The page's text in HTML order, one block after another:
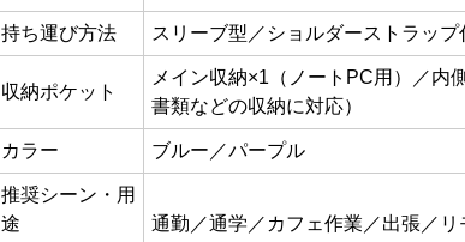
持ち運び方法 スリーブ型／ショルダーストラップ
収納ポケット
メイン収納×1（ノートPC用）／内
書類などの収納に対応）
カラー ブルー／パープル
推奨シーン・用
途
通勤／通学／カフェ作業／出張／リ